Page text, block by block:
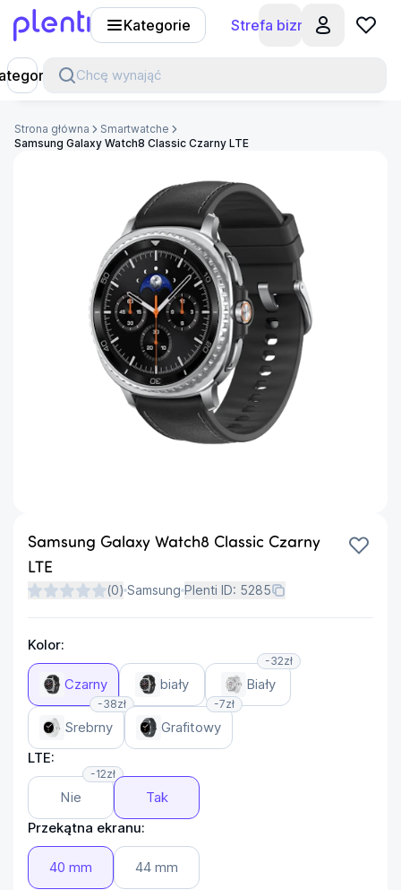
Kategorie Strefa biznesu
Chcę wynająć
Strona główna
Smartwatche
Samsung Galaxy Watch8 Classic Czarny LTE
Samsung Galaxy Watch8 Classic Czarny
LTE
(0) Samsung Plenti ID: 5285
Kolor:
Czarny biały
-32zł
Biały
-38zł
Srebrny
-7zł
Grafitowy
LTE:
-12zł
Nie
Tak
Przekątna ekranu:
40 mm 44 mm